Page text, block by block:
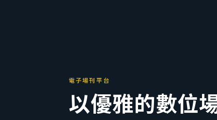
電子場刊平台
以優雅的數位